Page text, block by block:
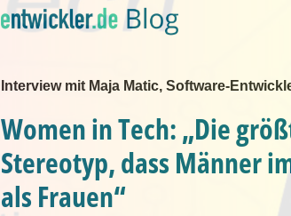
Interview mit Maja Matic, Software-
Women in Tech: „Die
Stereotyp, dass Männer
als Frauen“